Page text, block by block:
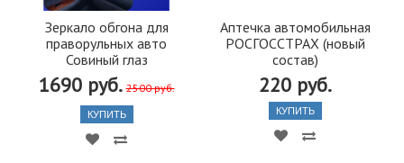
Зеркало обгона для
праворульных авто
Совиный глаз
1690 руб. 2500 руб.
КУПИТЬ
Аптечка автомобильная
РОСГОССТРАХ (новый
состав)
220 руб.
КУПИТЬ